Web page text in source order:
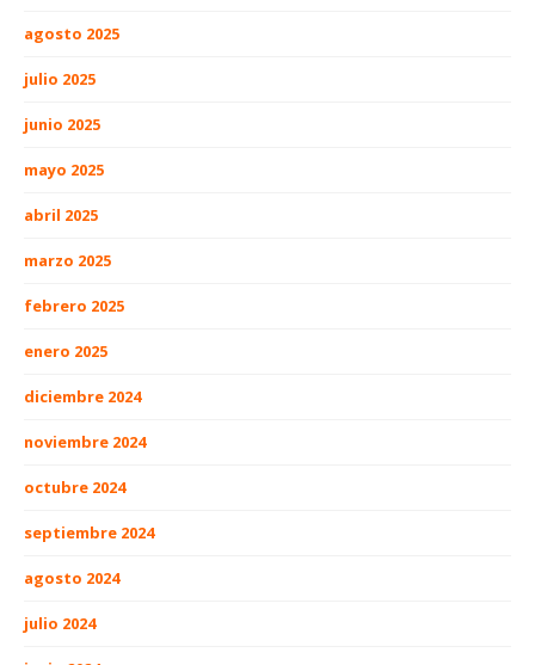
agosto 2025
julio 2025
junio 2025
mayo 2025
abril 2025
marzo 2025
febrero 2025
enero 2025
diciembre 2024
noviembre 2024
octubre 2024
septiembre 2024
agosto 2024
julio 2024